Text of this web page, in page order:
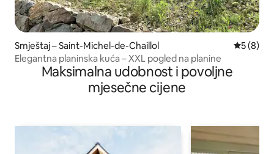
Smještaj – Saint-Michel-de-Chaillol
5 (8)
Elegantna planinska kuća – XXL pogled na planine
Maksimalna udobnost i povoljne
mjesečne cijene